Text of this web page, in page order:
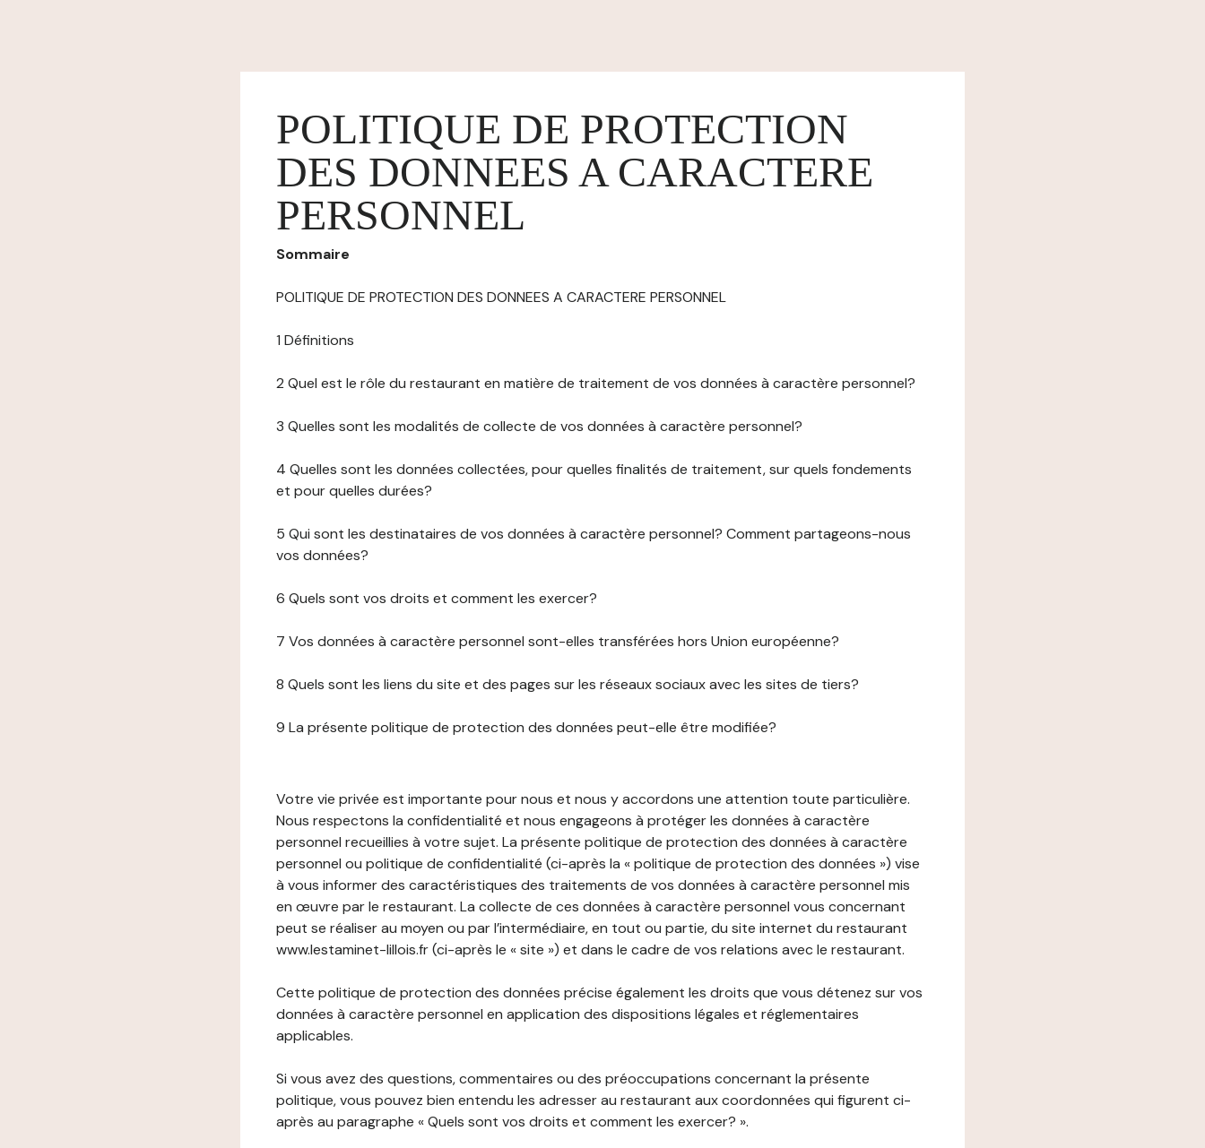
POLITIQUE DE PROTECTION
DES DONNEES A CARACTERE
PERSONNEL
Sommaire
POLITIQUE DE PROTECTION DES DONNEES A CARACTERE PERSONNEL
1 Définitions
2 Quel est le rôle du restaurant en matière de traitement de vos données à caractère personnel?
3 Quelles sont les modalités de collecte de vos données à caractère personnel?
4 Quelles sont les données collectées, pour quelles finalités de traitement, sur quels fondements
et pour quelles durées?
5 Qui sont les destinataires de vos données à caractère personnel? Comment partageons-nous
vos données?
6 Quels sont vos droits et comment les exercer?
7 Vos données à caractère personnel sont-elles transférées hors Union européenne?
8 Quels sont les liens du site et des pages sur les réseaux sociaux avec les sites de tiers?
9 La présente politique de protection des données peut-elle être modifiée?
Votre vie privée est importante pour nous et nous y accordons une attention toute particulière.
Nous respectons la confidentialité et nous engageons à protéger les données à caractère
personnel recueillies à votre sujet. La présente politique de protection des données à caractère
personnel ou politique de confidentialité (ci-après la « politique de protection des données ») vise
à vous informer des caractéristiques des traitements de vos données à caractère personnel mis
en œuvre par le restaurant. La collecte de ces données à caractère personnel vous concernant
peut se réaliser au moyen ou par l’intermédiaire, en tout ou partie, du site internet du restaurant
www.lestaminet-lillois.fr (ci-après le « site ») et dans le cadre de vos relations avec le restaurant.
Cette politique de protection des données précise également les droits que vous détenez sur vos
données à caractère personnel en application des dispositions légales et réglementaires
applicables.
Si vous avez des questions, commentaires ou des préoccupations concernant la présente
politique, vous pouvez bien entendu les adresser au restaurant aux coordonnées qui figurent ci-
après au paragraphe « Quels sont vos droits et comment les exercer? ».